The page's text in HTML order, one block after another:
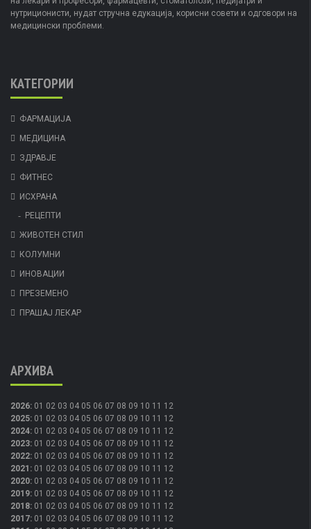
нутриционисти, нудат стручна едукација, корисни совети и одговори на
медицински проблеми.
КАТЕГОРИИ
ФАРМАЦИЈА
МЕДИЦИНА
ЗДРАВЈЕ
ФИТНЕС
ИСХРАНА
РЕЦЕПТИ
ЖИВОТЕН СТИЛ
КОЛУМНИ
ИНОВАЦИИ
ПРЕЗЕМЕНО
ПРАШАЈ ЛЕКАР
АРХИВА
2026: 01 02 03 04 05 06 07 08 09 10 11 12
2025: 01 02 03 04 05 06 07 08 09 10 11 12
2024: 01 02 03 04 05 06 07 08 09 10 11 12
2023: 01 02 03 04 05 06 07 08 09 10 11 12
2022: 01 02 03 04 05 06 07 08 09 10 11 12
2021 : 01 02 03 04 05 06 07 08 09 10 11 12
2020: 01 02 03 04 05 06 07 08 09 10 11 12
2019: 01 02 03 04 05 06 07 08 09 10 11 12
2018: 01 02 03 04 05 06 07 08 09 10 11 12
2017: 01 02 03 04 05 06 07 08 09 10 11 12